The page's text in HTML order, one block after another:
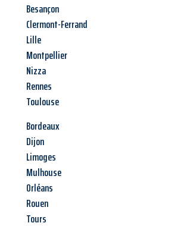
Besançon
Clermont-Ferrand
Lille
Montpellier
Nizza
Rennes
Toulouse
Bordeaux
Dijon
Limoges
Mulhouse
Orléans
Rouen
Tours